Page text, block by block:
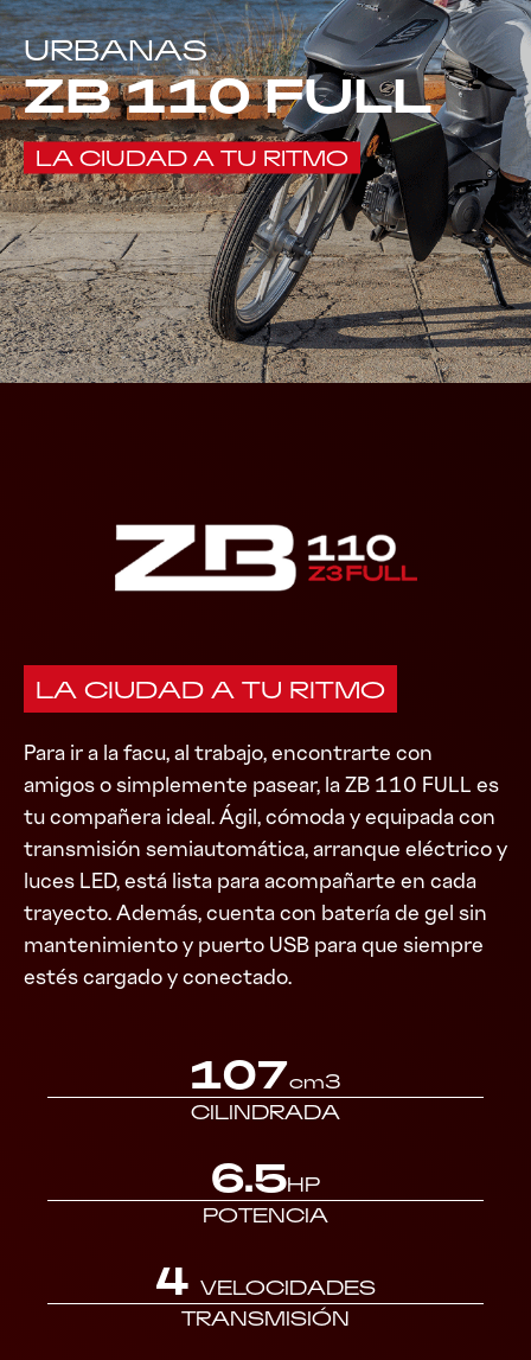
URBANAS
ZB 110 FULL
LA CIUDAD A TU RITMO
LA CIUDAD A TU RITMO
Para ir a la facu, al trabajo, encontrarte con
amigos o simplemente pasear, la ZB 110 FULL es
tu compañera ideal. Ágil, cómoda y equipada con
transmisión semiautomática, arranque eléctrico y
luces LED, está lista para acompañarte en cada
trayecto. Además, cuenta con batería de gel sin
mantenimiento y puerto USB para que siempre
estés cargado y conectado.
107cm3
CILINDRADA
6.5HP
POTENCIA
4 VELOCIDADES
TRANSMISIÓN